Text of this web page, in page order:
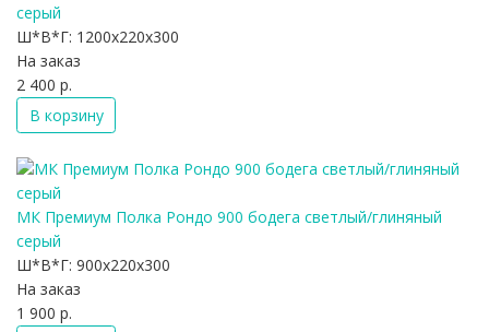
серый
Ш*В*Г: 1200x220x300
На заказ
2 400 р.
В корзину
МК Премиум Полка Рондо 900 бодега светлый/глиняный
серый
Ш*В*Г: 900x220x300
На заказ
1 900 р.